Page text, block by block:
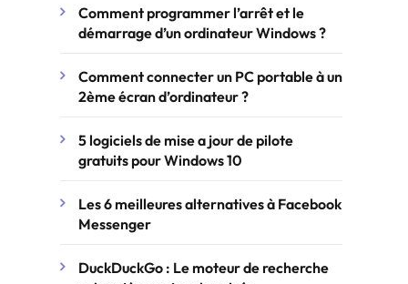
Comment programmer l’arrêt et le
démarrage d’un ordinateur Windows ?
Comment connecter un PC portable à un
2ème écran d’ordinateur ?
5 logiciels de mise a jour de pilote
gratuits pour Windows 10
Les 6 meilleures alternatives à Facebook
Messenger
DuckDuckGo : Le moteur de recherche